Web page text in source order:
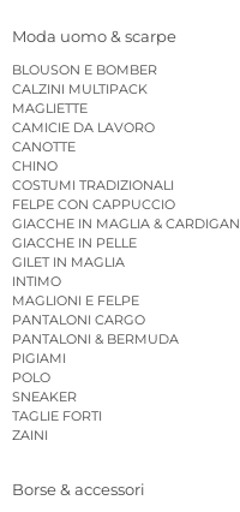
Moda uomo & scarpe
BLOUSON E BOMBER
CALZINI MULTIPACK
MAGLIETTE
CAMICIE DA LAVORO
CANOTTE
CHINO
COSTUMI TRADIZIONALI
FELPE CON CAPPUCCIO
GIACCHE IN MAGLIA & CARDIGAN
GIACCHE IN PELLE
GILET IN MAGLIA
INTIMO
MAGLIONI E FELPE
PANTALONI CARGO
PANTALONI & BERMUDA
PIGIAMI
POLO
SNEAKER
TAGLIE FORTI
ZAINI
Borse & accessori